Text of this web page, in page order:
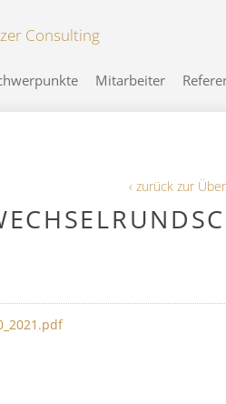
Mitarbeiter
‹ zurück zur